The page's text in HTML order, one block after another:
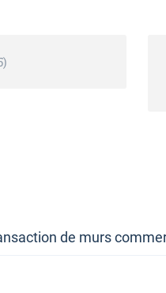
de murs